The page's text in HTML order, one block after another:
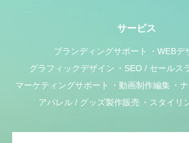
サービス
ブランディングサポート
WEBデ
グラフィックデザイン
SEO / セールス
マーケティングサポート
動画制作編集
アパレル / グッズ製作販売
スタイリ